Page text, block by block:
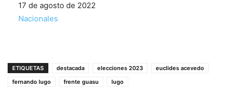
Fecha
17 de agosto de 2022
Respecto a
Nacionales
ETIQUETAS destacada elecciones 2023
euclides acevedo
fernando lugo
frente guasu lugo